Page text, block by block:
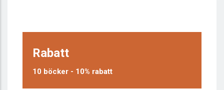
Rabatt
10 böcker - 10% rabatt